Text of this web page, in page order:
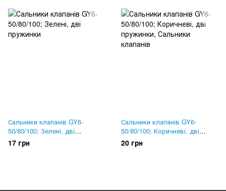
Сальники клапанів GY6-
50/80/100; Зелені, дві
пружинки
17 грн
Сальники клапанів GY6-
50/80/100; Коричневі, дві
пружинки
20 грн